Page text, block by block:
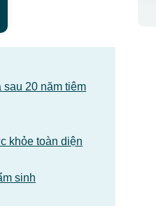
20 năm tiêm
khỏe toàn diện
sinh